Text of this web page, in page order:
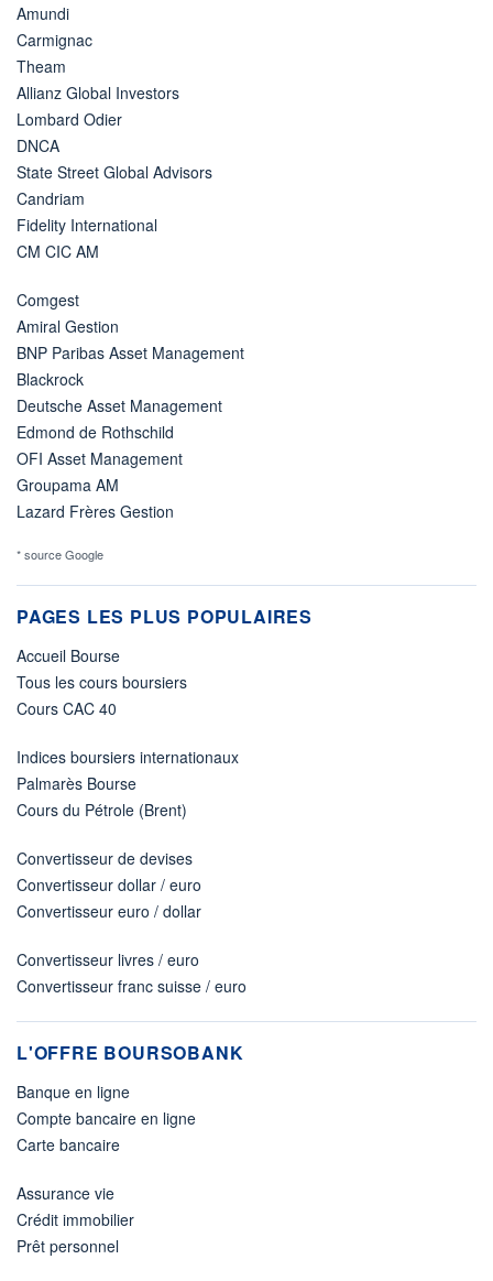
Amundi
Carmignac
Theam
Allianz Global Investors
Lombard Odier
DNCA
State Street Global Advisors
Candriam
Fidelity International
CM CIC AM
Comgest
Amiral Gestion
BNP Paribas Asset Management
Blackrock
Deutsche Asset Management
Edmond de Rothschild
OFI Asset Management
Groupama AM
Lazard Frères Gestion
* source Google
PAGES LES PLUS POPULAIRES
Accueil Bourse
Tous les cours boursiers
Cours CAC 40
Indices boursiers internationaux
Palmarès Bourse
Cours du Pétrole (Brent)
Convertisseur de devises
Convertisseur dollar / euro
Convertisseur euro / dollar
Convertisseur livres / euro
Convertisseur franc suisse / euro
L'OFFRE BOURSOBANK
Banque en ligne
Compte bancaire en ligne
Carte bancaire
Assurance vie
Crédit immobilier
Prêt personnel